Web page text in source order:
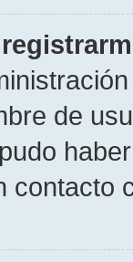
de
contacto